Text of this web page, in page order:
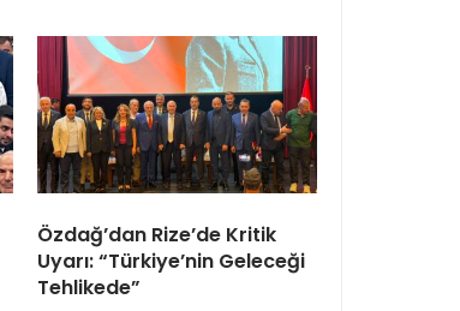
Özdağ’dan Rize’de Kritik
Uyarı: “Türkiye’nin Geleceği
Tehlikede”